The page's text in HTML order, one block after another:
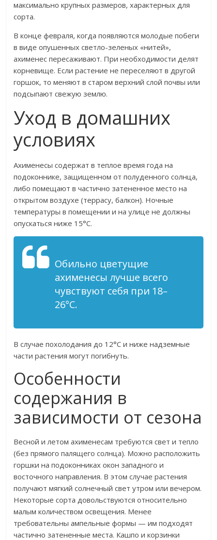
максимально крупных размеров, характерных для
сорта.
В конце февраля, когда появляются молодые побеги
в виде опушенных светло-зеленых «нитей»,
ахименес пересаживают. При необходимости делят
корневище. Если растение не переселяют в другой
горшок, то меняют в старом верхний слой почвы или
подсыпают свежую землю.
Уход в домашних
условиях
Ахименесы содержат в теплое время года на
подоконнике, защищенном от полуденного солнца,
либо помещают в частично затененное место на
открытом воздухе (террасу, балкон). Ночные
температуры в помещении и на улице не должны
опускаться ниже 15°C.
Обильно цветущие
ахименесы лучше всего
чувствуют себя при 18–
26°С.
В случае похолодания до 12°C и ниже надземные
части растения могут погибнуть.
Особенности
содержания в
зависимости от сезона
Весной и летом ахименесам требуются свет и тепло
(без прямого палящего солнца). Можно расположить
горшки на подоконниках окон западного и
восточного направления. В этом случае растения
получают мягкий солнечный свет утром или вечером.
Некоторые сорта довольствуются относительно
малым количеством освещения. Менее
требовательны ампельные формы — им подходят
частично затененные места. Кашпо и корзинки